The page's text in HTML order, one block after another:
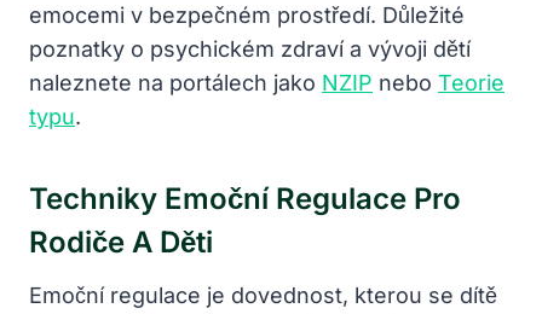
emocemi v bezpečném prostředí. Důležité
poznatky o psychickém zdraví a vývoji dětí
naleznete na portálech jako NZIP nebo Teorie
typu.
Techniky Emoční Regulace Pro
Rodiče A Děti
Emoční regulace je dovednost, kterou se dítě